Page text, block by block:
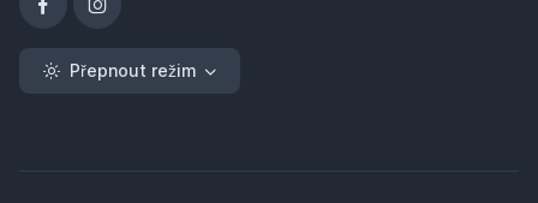
Přepnout režim